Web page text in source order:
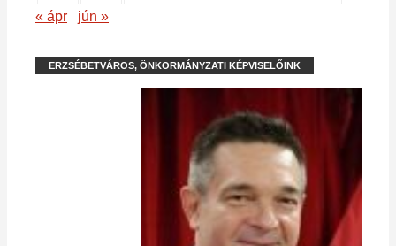
« ápr jún »
ERZSÉBETVÁROS, ÖNKORMÁNYZATI KÉPVISELŐINK